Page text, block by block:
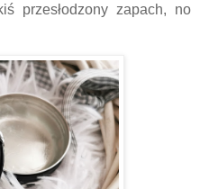
przesłodzony zapach, no